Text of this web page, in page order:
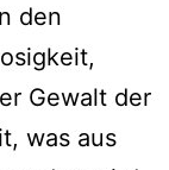
den
Gewalt der
was aus